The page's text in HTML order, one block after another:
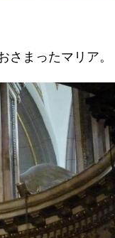
さまったマリア。